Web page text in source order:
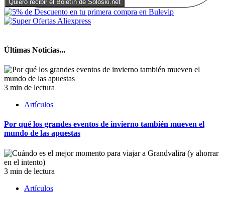
Últimas Noticias...
3 min de lectura
Artículos
Por qué los grandes eventos de invierno también mueven el
mundo de las apuestas
3 min de lectura
Artículos